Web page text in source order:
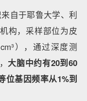
自于耶鲁大学、利
构，采样部位为皮
），通过深度测
大脑中约有20到60
位基因频率从1%到